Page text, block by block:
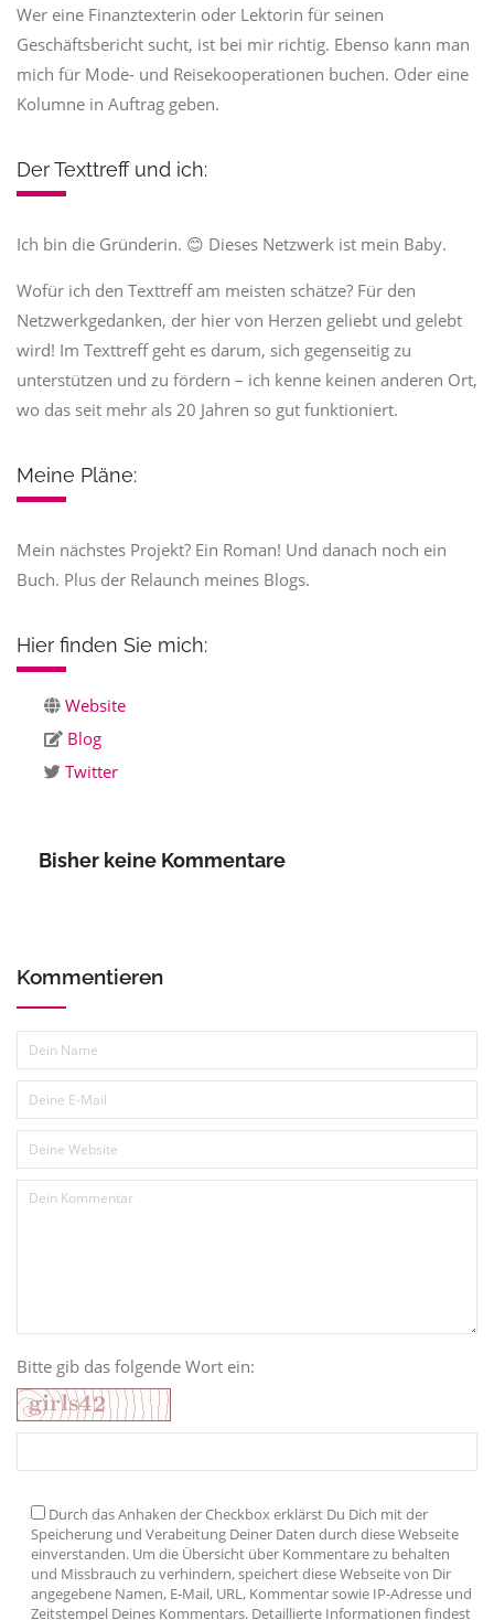
​Wer eine Finanztexterin oder Lektorin für seinen
Geschäftsbericht sucht, ist bei mir richtig. Ebenso kann man
mich für Mode- und Reisekooperationen buchen. Oder eine
Kolumne in Auftrag geben.
Der Texttreff und ich:
​Ich bin die Gründerin. 😊 Dieses Netzwerk ist mein Baby.
Wofür ich den Texttreff am meisten schätze? Für den
Netzwerkgedanken, der hier von Herzen geliebt und gelebt
wird! Im Texttreff geht es darum, sich gegenseitig zu
unterstützen und zu fördern – ich kenne keinen anderen Ort,
wo das seit mehr als 20 Jahren so gut funktioniert.
Meine Pläne:
Mein nächstes Projekt? Ein Roman! Und danach noch ein
Buch. Plus der Relaunch meines Blogs.
Hier finden Sie mich:
Website
Blog
Twitter
Bisher keine Kommentare
Kommentieren
Bitte gib das folgende Wort ein:
Durch das Anhaken der Checkbox erklärst Du Dich mit der
Speicherung und Verabeitung Deiner Daten durch diese Webseite
einverstanden. Um die Übersicht über Kommentare zu behalten
und Missbrauch zu verhindern, speichert diese Webseite von Dir
angegebene Namen, E-Mail, URL, Kommentar sowie IP-Adresse und
Zeitstempel Deines Kommentars. Detaillierte Informationen findest